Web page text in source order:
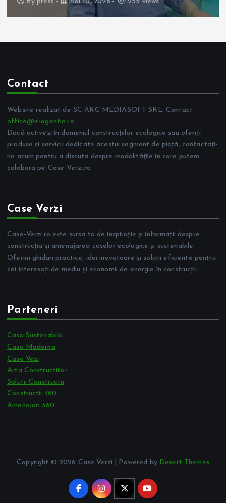
Contact
Website realizat de SC ARC MEDIASOFT SRL. Contact
office@e-agentie.ro.
Dacă activezi în domeniul construcțiilor ecologice sau oferiți
produse și servicii dedicate acestui segment de piață, contactați-
ne acum pentru a discuta despre modalitățile în care putem
colabora pe Case-Verzi.ro.
Case Verzi
Case-Verzi.ro este sursa ta de inspirație și informații despre
construcția și amenajarea caselor ecologice și sustenabile.
Oferim ghiduri practice, idei inovatoare și soluții eficiente pentru
cei interesați de mediu și economii de energie în construcții.
Parteneri
Casa Sustenabila
Casa Moderna
Case Vezi
Arta Constructiilor
Solutii Constructii
Constructii 360
Amenajari 360
Copyright © 2026 Case Verzi | Powered by Desert Themes